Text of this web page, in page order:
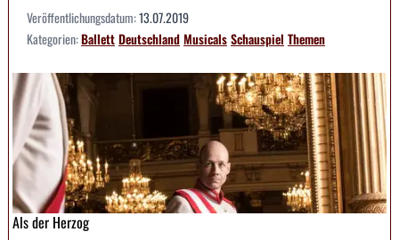
Veröffentlichungsdatum:13.07.2019
Kategorien:BallettDeutschlandMusicalsSchauspiel Themen
Als der Herzog